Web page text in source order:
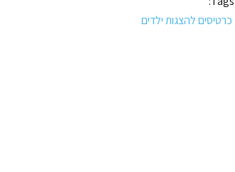
כרטיסים להצגות ילדים